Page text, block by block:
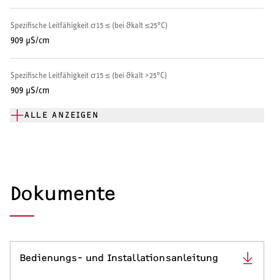
Händetrockner
LÜFTEN
Serviceleistungen
Spezifische Leitfähigkeit σ15 ≤ (bei ϑkalt ≤25°C)
909 μS/cm
Spezifische Leitfähigkeit σ15 ≤ (bei ϑkalt >25°C)
909 μS/cm
ALLE ANZEIGEN
Dokumente
Bedienungs- und Installationsanleitung